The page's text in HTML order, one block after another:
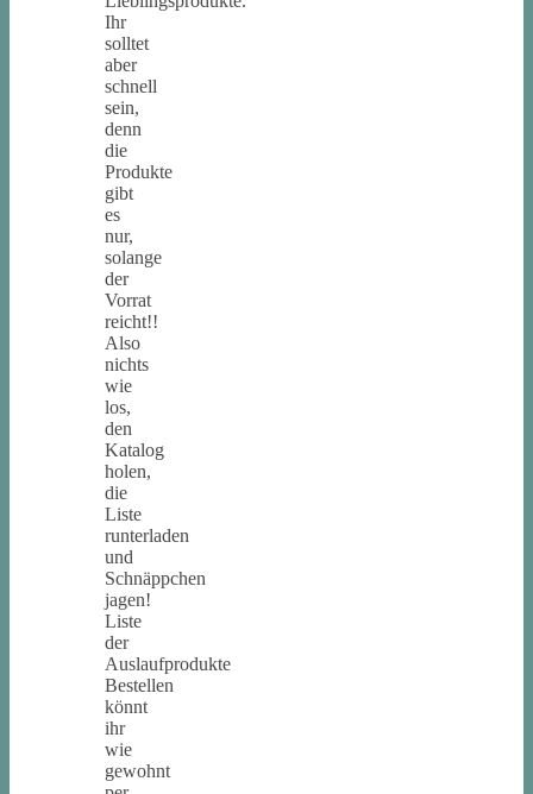
Ihr
solltet
aber
schnell
sein,
denn
die
Produkte
gibt
es
nur,
solange
der
Vorrat
reicht!!
Also
nichts
wie
los,
den
Katalog
holen,
die
Liste
runterladen
und
Schnäppchen
jagen!
Liste
der
Auslaufprodukte
Bestellen
könnt
ihr
wie
gewohnt